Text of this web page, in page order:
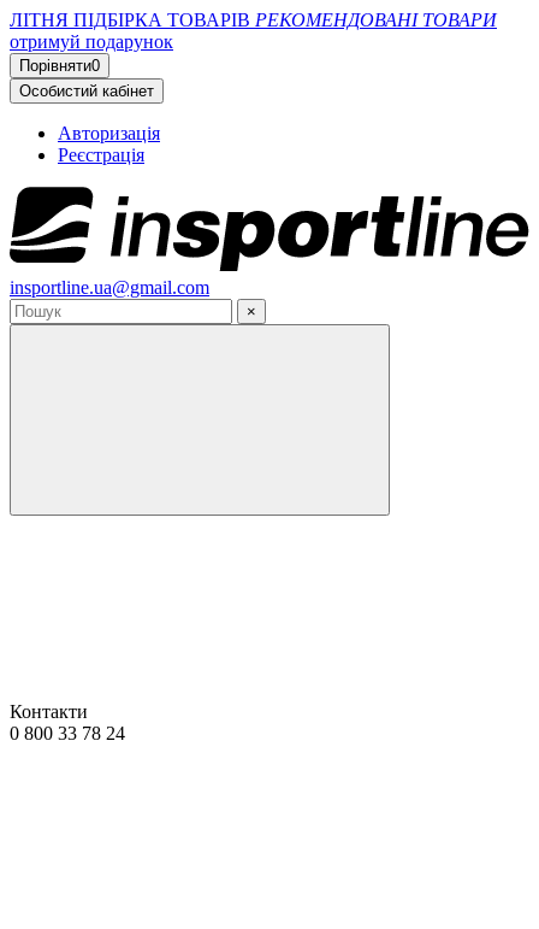
ЛІТНЯ ПІДБІРКА ТОВАРІВ РЕКОМЕНДОВАНІ ТОВАРИ
отримуй подарунок
Порівняти0
Особистий кабінет
Авторизація
Реєстрація
insportline.ua@gmail.com
×
Контакти
0 800 33 78 24